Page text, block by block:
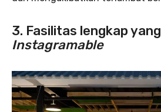
3. Fasilitas lengkap yang
Instagramable